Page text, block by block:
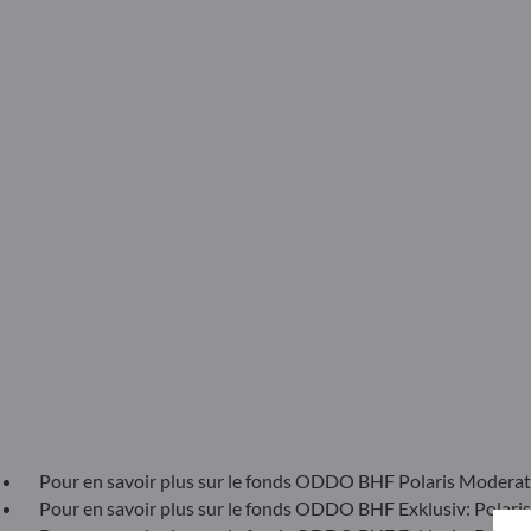
Pour en savoir plus sur le fonds ODDO BHF Polaris
Pour en savoir plus sur le fonds ODDO BHF Exklusiv: